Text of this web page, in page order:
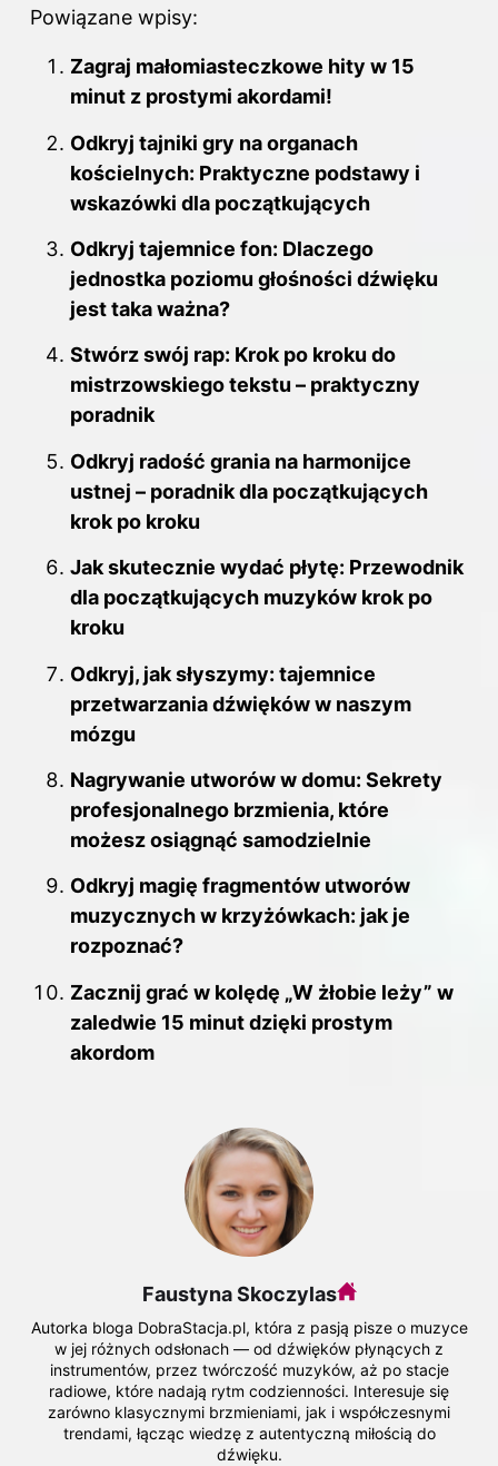
Powiązane wpisy:
Zagraj małomiasteczkowe hity w 15
minut z prostymi akordami!
Odkryj tajniki gry na organach
kościelnych: Praktyczne podstawy i
wskazówki dla początkujących
Odkryj tajemnice fon: Dlaczego
jednostka poziomu głośności dźwięku
jest taka ważna?
Stwórz swój rap: Krok po kroku do
mistrzowskiego tekstu – praktyczny
poradnik
Odkryj radość grania na harmonijce
ustnej – poradnik dla początkujących
krok po kroku
Jak skutecznie wydać płytę: Przewodnik
dla początkujących muzyków krok po
kroku
Odkryj, jak słyszymy: tajemnice
przetwarzania dźwięków w naszym
mózgu
Nagrywanie utworów w domu: Sekrety
profesjonalnego brzmienia, które
możesz osiągnąć samodzielnie
Odkryj magię fragmentów utworów
muzycznych w krzyżówkach: jak je
rozpoznać?
Zacznij grać w kolędę „W żłobie leży” w
zaledwie 15 minut dzięki prostym
akordom
Faustyna Skoczylas
Autorka bloga DobraStacja.pl, która z pasją pisze o muzyce
w jej różnych odsłonach — od dźwięków płynących z
instrumentów, przez twórczość muzyków, aż po stacje
radiowe, które nadają rytm codzienności. Interesuje się
zarówno klasycznymi brzmieniami, jak i współczesnymi
trendami, łącząc wiedzę z autentyczną miłością do
dźwięku.